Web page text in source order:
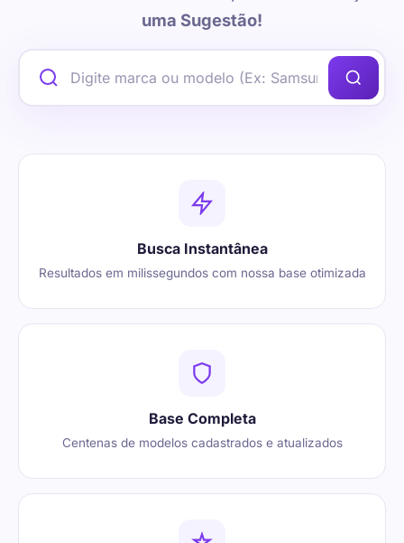
uma Sugestão!
Busca Instantânea
Resultados em milissegundos com nossa base otimizada
Base Completa
Centenas de modelos cadastrados e atualizados